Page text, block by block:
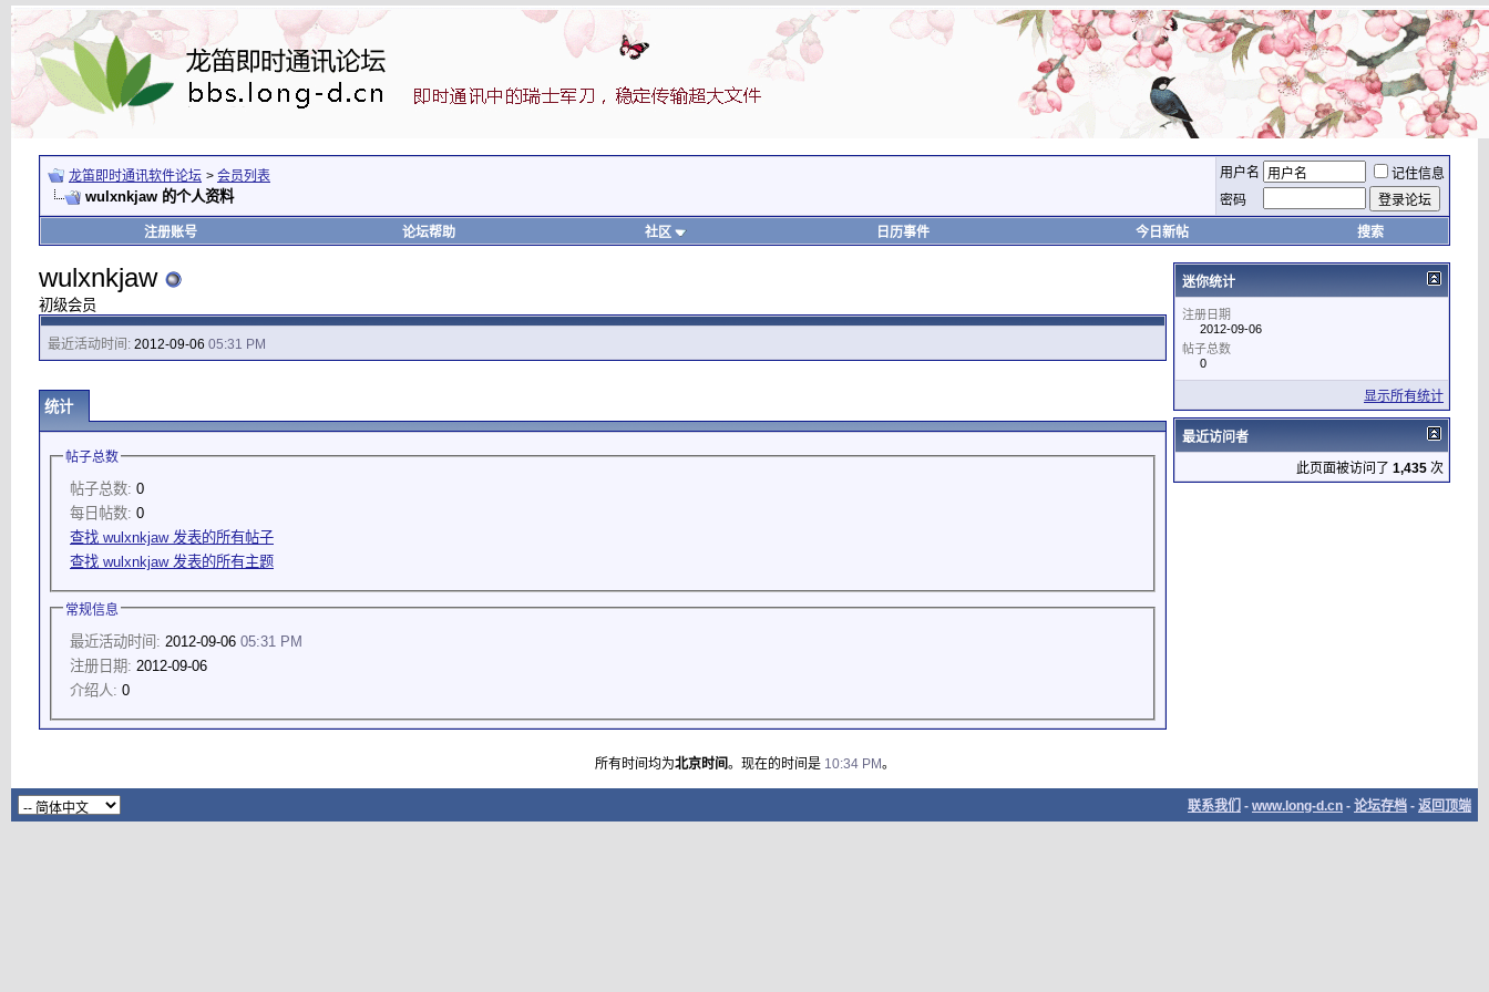
龙笛即时通讯软件论坛 > 会员列表
wulxnkjaw 的个人资料
用户名
记住信息
密码
注册账号 论坛帮助 社区 日历事件 今日新帖 搜索
wulxnkjaw
初级会员
最近活动时间: 2012-09-06 05:31 PM
统计
帖子总数
帖子总数: 0
每日帖数: 0
查找 wulxnkjaw 发表的所有帖子
查找 wulxnkjaw 发表的所有主题
常规信息
最近活动时间: 2012-09-06 05:31 PM
注册日期: 2012-09-06
介绍人: 0
迷你统计
注册日期
2012-09-06
帖子总数
0
显示所有统计
最近访问者
此页面被访问了 1,435 次
所有时间均为北京时间。现在的时间是 10:34 PM。
联系我们 - www.long-d.cn - 论坛存档 - 返回顶端